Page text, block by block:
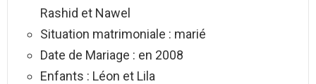
Rashid et Nawel
Situation matrimoniale : marié
Date de Mariage : en 2008
Enfants : Léon et Lila